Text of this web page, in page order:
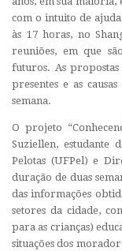
com o intuito de
às 17 horas, no
reuniões, em que
futuros. As propostas
presentes e as
semana.
O projeto
Suziellen, estudante
Pelotas (UFPel) e
duração de duas
das informações
setores da cidade,
para as crianças)
situações dos